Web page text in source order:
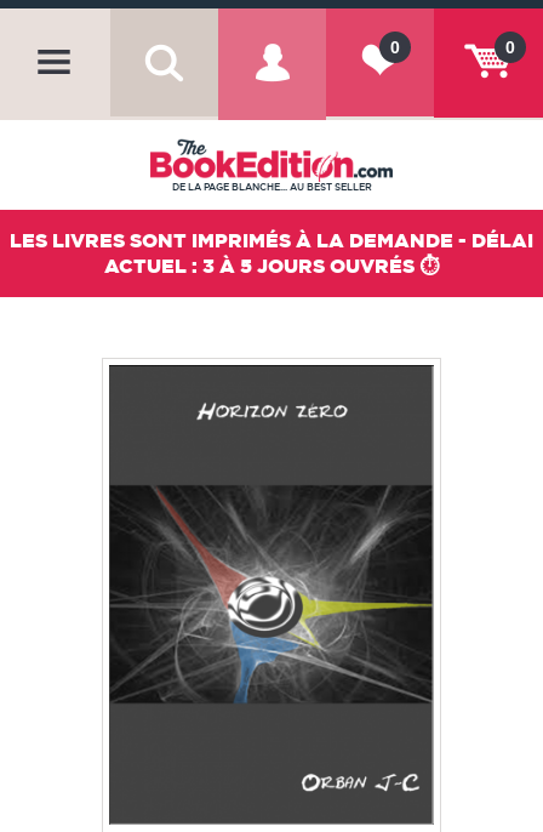
0
0
DE LA PAGE BLANCHE... AU BEST SELLER
LES LIVRES SONT IMPRIMÉS À LA DEMANDE - DÉLAI
ACTUEL : 3 À 5 JOURS OUVRÉS ⏱️